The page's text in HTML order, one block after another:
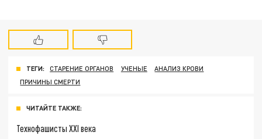
ТЕГИ: СТАРЕНИЕ ОРГАНОВ УЧЕНЫЕ
АНАЛИЗ КРОВИ
ПРИЧИНЫ СМЕРТИ
ЧИТАЙТЕ ТАКЖЕ:
Технофашисты XXI века